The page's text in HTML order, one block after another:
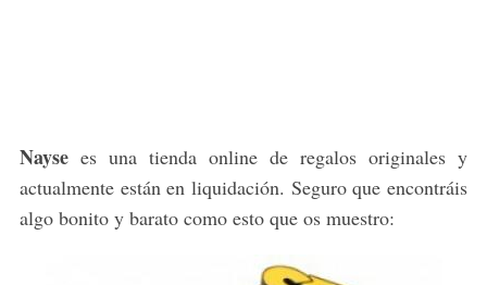
Naysees una tienda online de regalos originales y
actualmente están en liquidación. Seguro que encontráis
algo bonito y barato como esto que os muestro: